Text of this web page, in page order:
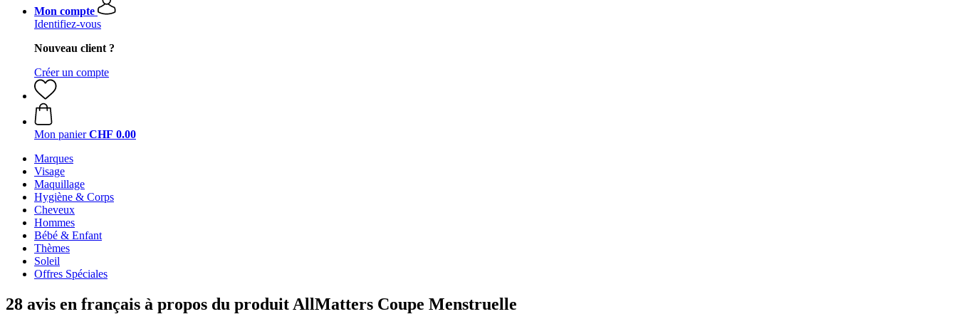
Mon compte
Identifiez-vous
Nouveau client ?
Créer un compte
Mon panier CHF 0.00
Marques
Visage
Maquillage
Hygiène & Corps
Cheveux
Hommes
Bébé & Enfant
Thèmes
Soleil
Offres Spéciales
28 avis en français à propos du produit AllMatters Coupe Menstruelle